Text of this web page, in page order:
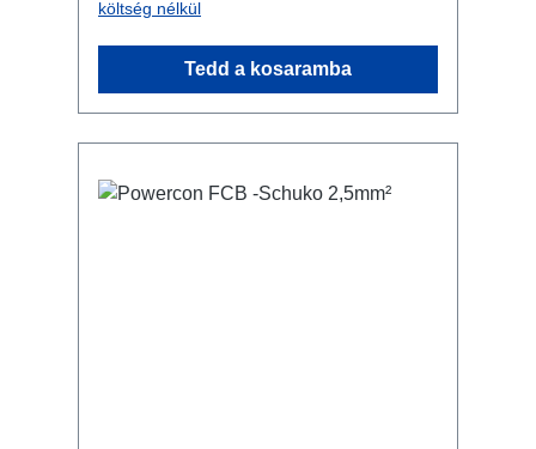
költség nélkül
Tedd a kosaramba